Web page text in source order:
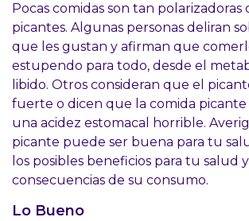
Pocas comidas son tan polarizadoras
picantes. Algunas personas deliran
que les gustan y afirman que
estupendo para todo, desde el
libido. Otros consideran que el
fuerte o dicen que la comida
una acidez estomacal horrible.
picante puede ser buena para tu
los posibles beneficios para tu salud
consecuencias de su consumo.
Lo Bueno